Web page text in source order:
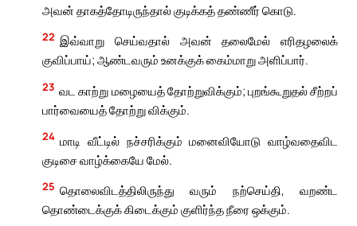
அவன் தாகத்தோடிருந்தால் குடிக்கத் தண்ணீர் கொடு.
22 இவ்வாறு செய்வதால் அவன் தலைமேல் எரிதழலைக்
குவிப்பாய்; ஆண்டவரும் உனக்குக் கைம்மாறு அளிப்பார்.
23 வட காற்று மழையைத் தோற்றுவிக்கும்; புறங்கூறுதல் சீற்றப்
பார்வையைத் தோற்று விக்கும்.
24 மாடி வீட்டில் நச்சரிக்கும் மனைவியோடு வாழ்வதைவிட
குடிசை வாழ்க்கையே மேல்.
25 தொலைவிடத்திலிருந்து வரும் நற்செய்தி, வறண்ட
தொண்டைக்குக் கிடைக்கும் குளிர்ந்த நீரை ஒக்கும்.